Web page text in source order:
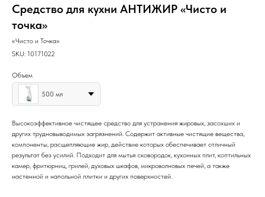
Средство для кухни АНТИЖИР «Чисто и
точка»
«Чисто и Точка»
SKU: 10171022
Объем
500 мл
Высокоэффективное чистящее средство для устранения жировых, засохших и
других трудновыводимых загрязнений. Содержит активные чистящие вещества,
компоненты, расщепляющие жир, действие которых обеспечивает отличный
результат без усилий. Подходит для мытья сковородок, кухонных плит, коптильных
камер, фритюрниц, грилей, духовых шкафов, микроволновых печей, а также
настенной и напольной плитки и других поверхностей.